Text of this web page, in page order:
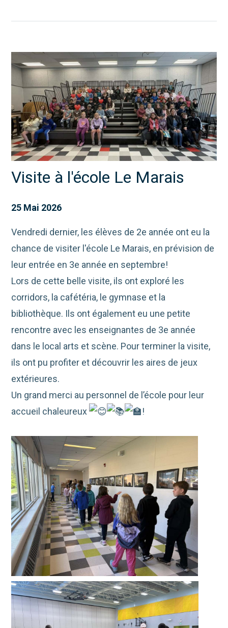
Visite à l'école Le Marais
25 Mai 2026
Vendredi dernier, les élèves de 2e année ont eu la
chance de visiter l'école Le Marais, en prévision de
leur entrée en 3e année en septembre!
Lors de cette belle visite, ils ont exploré les
corridors, la cafétéria, le gymnase et la
bibliothèque. Ils ont également eu une petite
rencontre avec les enseignantes de 3e année
dans le local arts et scène. Pour terminer la visite,
ils ont pu profiter et découvrir les aires de jeux
extérieures.
Un grand merci au personnel de l’école pour leur
accueil chaleureux
!